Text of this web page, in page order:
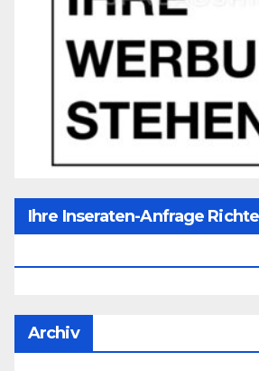
Ihre Inseraten-Anfrage
Archiv